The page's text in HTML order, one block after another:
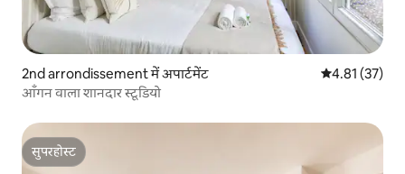
2nd arrondissement में अपार्टमेंट औसत रेटिंग 5 में
4.81 (37)
आँगन वाला शानदार स्टूडियो
सुपरहोस्ट
सुपरहोस्ट